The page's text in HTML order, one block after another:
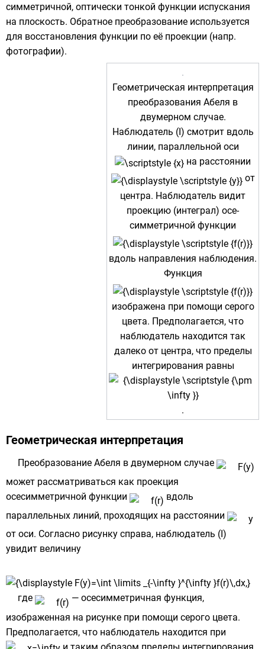
симметричной, оптически тонкой функции испускания
на плоскость. Обратное преобразование используется
для восстановления функции по её проекции (напр.
фотографии).
Геометрическая интерпретация
преобразования Абеля в
двумерном случае.
Наблюдатель (I) смотрит вдоль
линии, параллельной оси
на расстоянии
от
центра. Наблюдатель видит
проекцию (интеграл) осе-
симметричной функции
вдоль направления наблюдения.
Функция
изображена при помощи серого
цвета. Предполагается, что
наблюдатель находится так
далеко от центра, что пределы
интегрирования равны
.
Геометрическая интерпретация
Преобразование Абеля в двумерном случае
может рассматриваться как проекция
осесимметричной функции
вдоль
параллельных линий, проходящих на расстоянии
от оси. Согласно рисунку справа, наблюдатель (I)
увидит величину
где
— осесимметричная функция,
изображенная на рисунке при помощи серого цвета.
Предполагается, что наблюдатель находится при
и таким образом пределы интегрирования